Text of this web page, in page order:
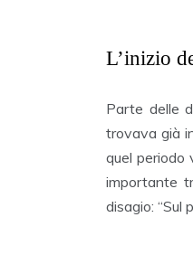
L’inizio
Parte delle
trovava già
quel periodo
importante
disagio: “Sul